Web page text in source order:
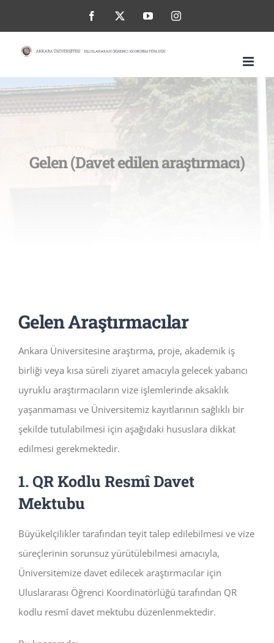
to
content
Facebook YouTubeInstagram
Gelen (Davet edilen araştırmacı)
Gelen Araştırmacılar
Ankara Üniversitesine araştırma, proje, akademik iş
birliği veya kısa süreli ziyaret amacıyla gelecek yabancı
uyruklu araştırmacıların vize işlemlerinde aksaklık
yaşanmaması ve Üniversitemiz kayıtlarının sağlıklı bir
şekilde tutulabilmesi için aşağıdaki hususlara dikkat
edilmesi gerekmektedir.
1. QR Kodlu Resmî Davet
Mektubu
Büyükelçilikler tarafından teyit talep edilebilmesi ve vize
süreçlerinin sorunsuz yürütülebilmesi amacıyla,
Üniversitemize davet edilecek araştırmacılar için
Uluslararası Öğrenci Koordinatörlüğü tarafından QR
kodlu resmî davet mektubu düzenlenmektedir.